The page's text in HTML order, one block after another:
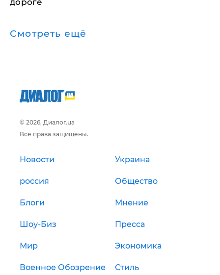
дороге
Смотреть ещё
© 2026, Диалог.ua
Все права защищены.
Новости Украина
россия Общество
Блоги Мнение
Шоу-Биз Пресса
Мир Экономика
Военное Обозрение Стиль